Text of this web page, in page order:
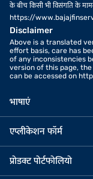
के बीच किसी भी विसंगति के
https://
Disclaimer
Above is a translated
effort basis, care has
of any inconsistencies
version of this page,
can be accessed on
भाषाएं
एप्लीकेशन फॉर्म
प्रोडक्ट पोर्टफोलियो